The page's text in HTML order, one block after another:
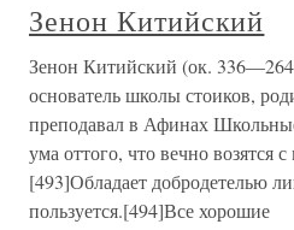
Зенон Китийский
Зенон Китийский (ок.
основатель школы стоиков,
преподавал в Афинах
ума оттого, что вечно возятся
[493]Обладает добродетелью
пользуется.[494]Все хорошие